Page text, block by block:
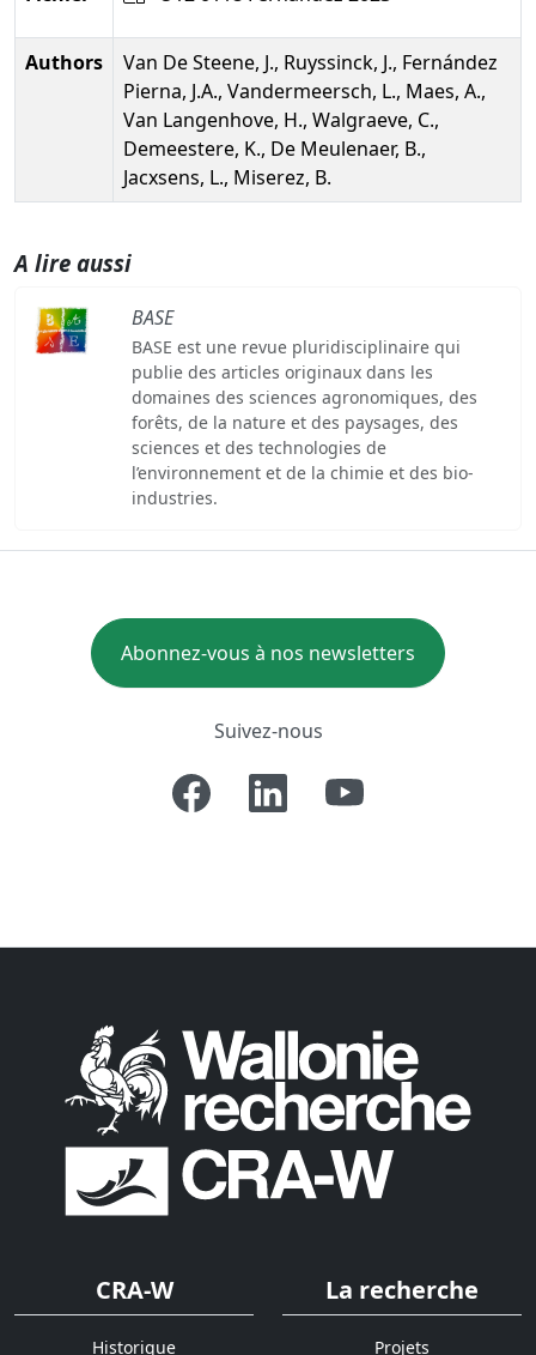
Authors
Van De Steene, J., Ruyssinck, J., Fernández
Pierna, J.A., Vandermeersch, L., Maes, A.,
Van Langenhove, H., Walgraeve, C.,
Demeestere, K., De Meulenaer, B.,
Jacxsens, L., Miserez, B.
A lire aussi
BASE
BASE est une revue pluridisciplinaire qui
publie des articles originaux dans les
domaines des sciences agronomiques, des
forêts, de la nature et des paysages, des
sciences et des technologies de
l’environnement et de la chimie et des bio-
industries.
Abonnez-vous à nos newsletters
Suivez-nous
CRA-W
Historique
La recherche
Projets